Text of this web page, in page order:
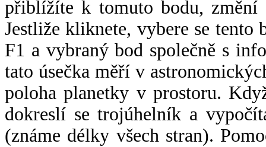
přiblížíte k tomuto bodu,
Jestliže kliknete, vybere se tento
F1 a vybraný bod společně s
tato úsečka měří v
poloha planetky v prostoru.
dokreslí se trojúhelník a
(známe délky všech stran).